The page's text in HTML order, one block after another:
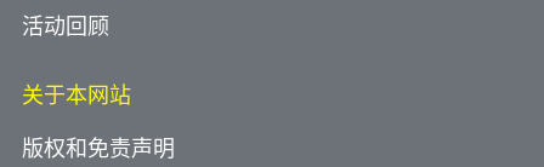
活动回顾
关于本网站
版权和免责声明